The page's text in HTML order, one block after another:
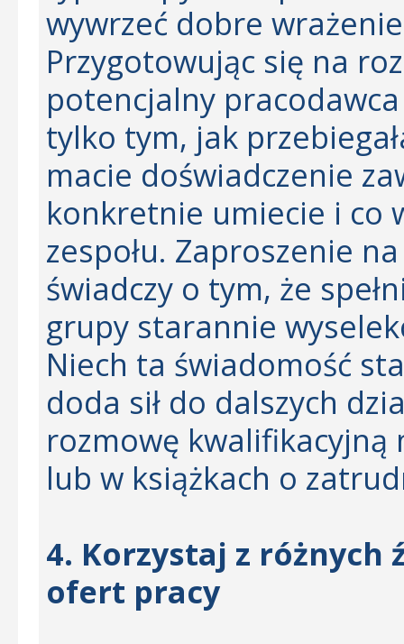
wywrzeć dobre
Przygotowując się na
potencjalny
tylko tym, jak
macie doświadczenie
konkretnie umiecie i co
zespołu. Zaproszenie
świadczy o tym, że
grupy starannie
Niech ta świadomość
doda sił do dalszych
rozmowę kwalifikacyjną
lub w książkach o
4. Korzystaj z różnych
ofert pracy